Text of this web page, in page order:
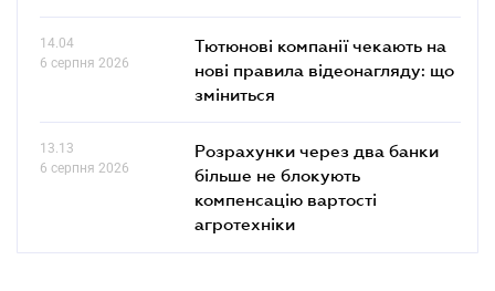
14.04
6 серпня 2026
Тютюнові компанії чекають на
нові правила відеонагляду: що
зміниться
13.13
6 серпня 2026
Розрахунки через два банки
більше не блокують
компенсацію вартості
агротехніки